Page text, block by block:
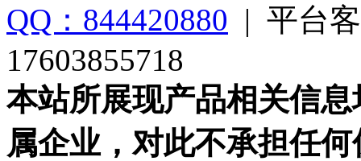
QQ：844420880 | 平台
17603855718
本站所展现产品相关信
属企业，对此不承担任